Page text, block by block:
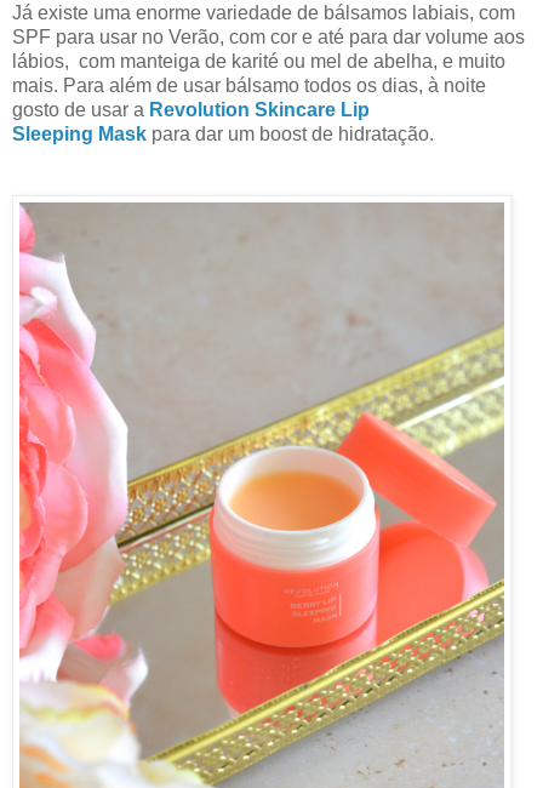
Já existe uma enorme variedade de bálsamos labiais, com
SPF para usar no Verão, com cor e até para dar volume aos
lábios, com manteiga de karité ou mel de abelha, e muito
mais. Para além de usar bálsamo todos os dias, à noite
gosto de usar a Revolution Skincare Lip
Sleeping Mask para dar um boost de hidratação.